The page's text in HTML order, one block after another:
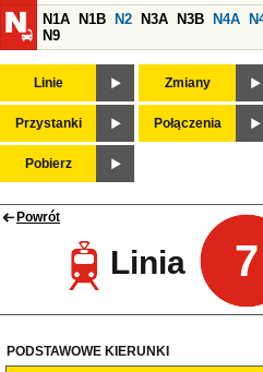
N1A
N1B N2 N3A N3B N4A
N9
Linie Zmiany
Przystanki Połączenia
Pobierz
Powrót
Linia 7
PODSTAWOWE KIERUNKI